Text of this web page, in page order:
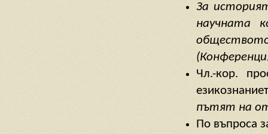
За
научната
Чл.-кор.
пътят на
По въпроса